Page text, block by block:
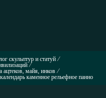
скульптур и статуй ⁄
⁄
ацтеков, майя, инков ⁄
каменное рельефное панно